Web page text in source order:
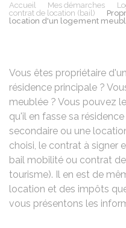
Accueil Mes démarches
contrat de location (bail)
location d'un logement
Vous êtes propriétaire
résidence principale ?
meublée ? Vous pouvez
qu'il en fasse sa
secondaire ou une
choisi, le contrat à signer
bail mobilité ou contrat
tourisme). Il en est de
location et des impôts
vous présentons les